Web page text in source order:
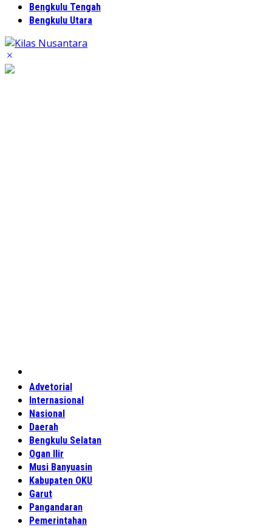
Bengkulu Tengah
Bengkulu Utara
Advetorial
Internasional
Nasional
Daerah
Bengkulu Selatan
Ogan Ilir
Musi Banyuasin
Kabupaten OKU
Garut
Pangandaran
Pemerintahan